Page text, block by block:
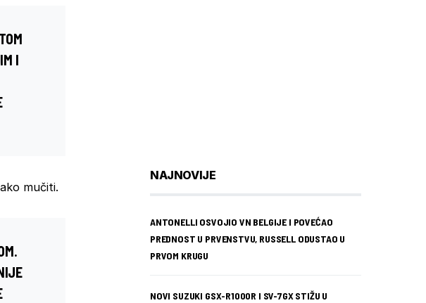
I
mučiti.
NAJNOVIJE
ANTONELLI OSVOJIO VN BELGIJE I POVEĆAO
PREDNOST U PRVENSTVU, RUSSELL ODUSTAO U
PRVOM KRUGU
NOVI SUZUKI GSX-R1000R I SV-7GX STIŽU U